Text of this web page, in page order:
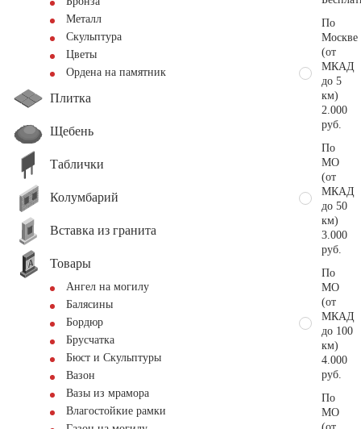
Металл
Скульптура
Цветы
Ордена на памятник
Плитка
Щебень
Таблички
Колумбарий
Вставка из гранита
Товары
Ангел на могилу
Балясины
Бордюр
Брусчатка
Бюст и Скульптуры
Вазон
Вазы из мрамора
Влагостойкие рамки
По
Москве
(от
МКАД
до 5
км)
2.000
руб.
По
МО
(от
МКАД
до 50
км)
3.000
руб.
По
МО
(от
МКАД
до 100
км)
4.000
руб.
По
МО